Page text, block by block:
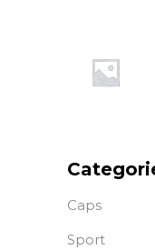
Caps
Sport